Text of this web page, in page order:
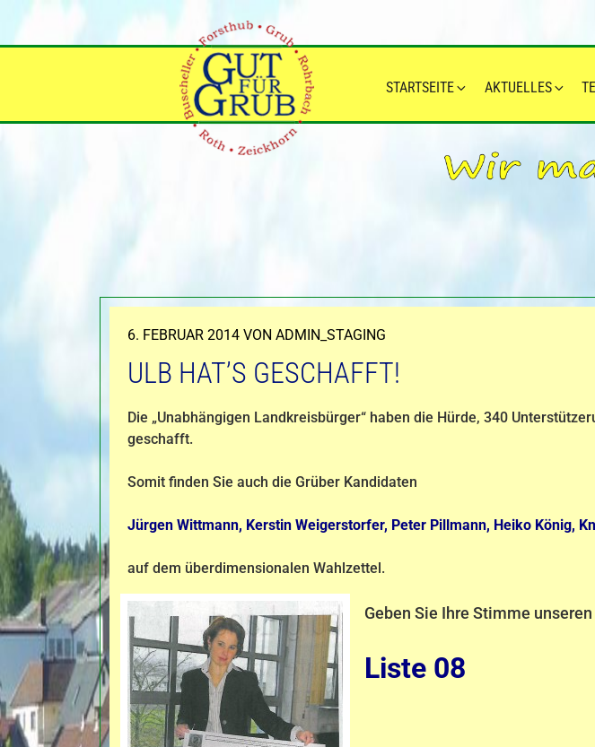
springen
STARTSEITE AKTUELLES
VERÖFFENTLICHT
6. FEBRUAR 2014 VON ADMIN_STAGING
ULB HAT’S GESCHAFFT!
Die „Unabhängigen Landkreisbürger“ haben die Hürde, 340
geschafft.
Somit finden Sie auch die Grüber Kandidaten
Jürgen Wittmann, Kerstin Weigerstorfer, Peter Pillmann, Heiko König,
auf dem überdimensionalen Wahlzettel.
Geben Sie Ihre Stimme
Liste 08